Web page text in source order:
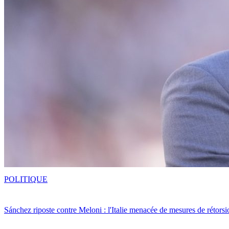
Sánchez riposte contre Meloni : l'Italie menacée de mesures de
POLITIQUE